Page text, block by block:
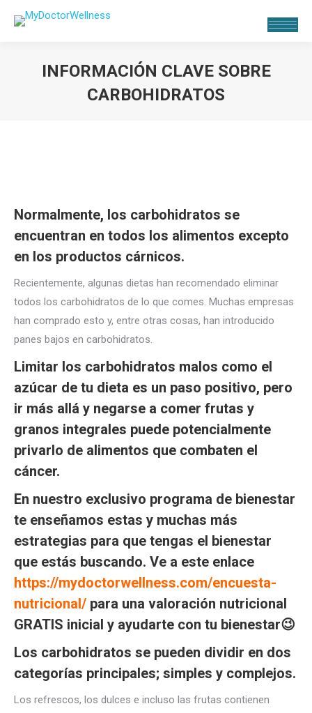
INFORMACIÓN CLAVE SOBRE
CARBOHIDRATOS
Normalmente, los carbohidratos se
encuentran en todos los alimentos excepto
en los productos cárnicos.
Recientemente, algunas dietas han recomendado eliminar
todos los carbohidratos de lo que comes. Muchas empresas
han comprado esto y, entre otras cosas, han introducido
panes bajos en carbohidratos.
Limitar los carbohidratos malos como el
azúcar de tu dieta es un paso positivo, pero
ir más allá y negarse a comer frutas y
granos integrales puede potencialmente
privarlo de alimentos que combaten el
cáncer.
En nuestro exclusivo programa de bienestar
te enseñamos estas y muchas más
estrategias para que tengas el bienestar
que estás buscando. Ve a este enlace
https://mydoctorwellness.com/encuesta-
nutricional/ para una valoración nutricional
GRATIS inicial y ayudarte con tu bienestar😉
Los carbohidratos se pueden dividir en dos
categorías principales; simples y complejos.
Los refrescos, los dulces e incluso las frutas contienen